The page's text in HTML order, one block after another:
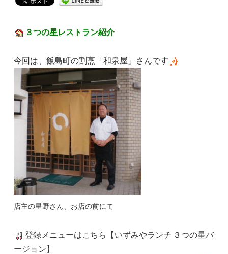
３つの星レストラン紹介
今回は、飯島町の割烹「和泉屋」さんです
店主の星野さん、お店の前にて
登録メニューはこちら【いずみやランチ ３つの星バ
ージョン】